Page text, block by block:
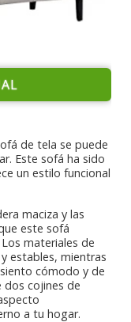
de tela se puede
Este sofá ha sido
un estilo funcional
maciza y las
este sofá
materiales de
estables, mientras
cómodo y de
dos cojines de
a tu hogar.